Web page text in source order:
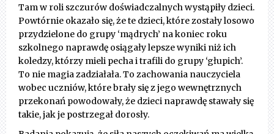
Tam w roli szczurów doświadczalnych wystąpiły dzieci.
Powtórnie okazało się, że te dzieci, które zostały losowo
przydzielone do grupy ‘mądrych’ na koniec roku
szkolnego naprawdę osiągały lepsze wyniki niż ich
koledzy, którzy mieli pecha i trafili do grupy ‘głupich’.
To nie magia zadziałała. To zachowania nauczyciela
wobec uczniów, które brały się z jego wewnętrznych
przekonań powodowały, że dzieci naprawdę stawały się
takie, jak je postrzegał dorosły.